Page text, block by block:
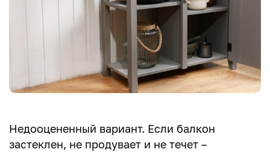
Недооцененный вариант. Если балкон
застеклен, не продувает и не течет –